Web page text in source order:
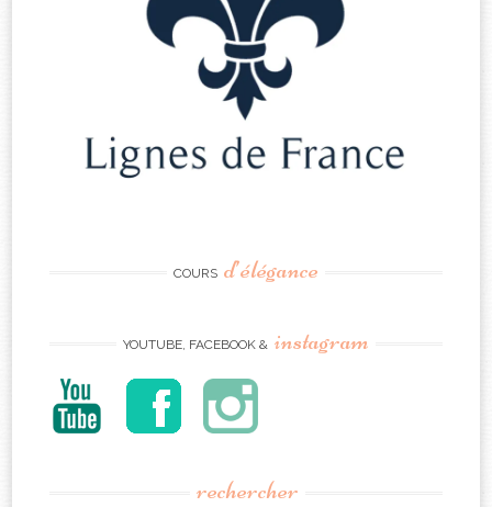
COURS d’élégance
YOUTUBE, FACEBOOK & instagram
rechercher